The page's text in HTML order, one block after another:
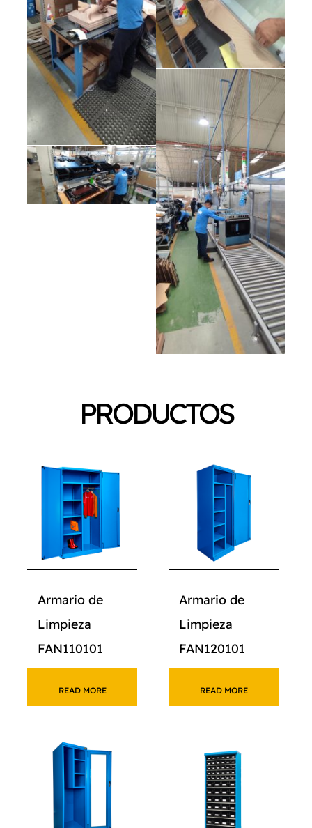
PRODUCTOS
Armario de
Limpieza
FAN110101
READ MORE
Armario de
Limpieza
FAN120101
READ MORE